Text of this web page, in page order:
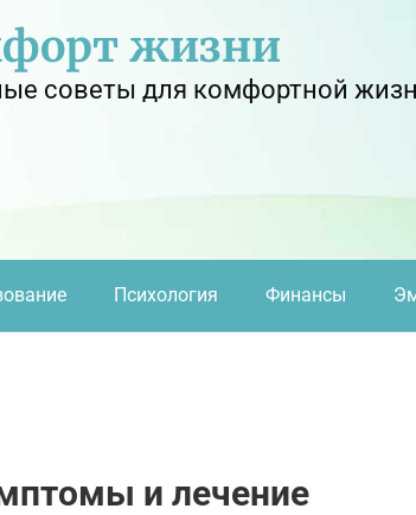
жизни
советы для комфортной
Психология Финансы
и лечение